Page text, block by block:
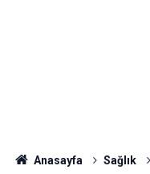
Anasayfa Sağlık